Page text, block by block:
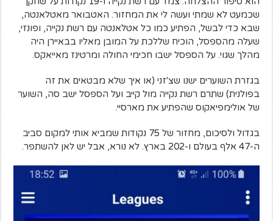
שכמעט לא שמתי ועשה לי את המחזור. האטבואר מאטלאנטה,
שבא כדי לבשל, הפתיע כמו כל אטלאנטה עם רשת נקייה, ופונזי,
שעלה מהספסל, הוכיח שללכת על המובן מאליו בבאיירן היה
מהלך שגוי. על הספסל ישבו חכימי החולה ומרטינז מאייאקס.
בגזרת השוערים ישנו שצ'זני (או איך שלא מבטאים את זה
בפולנית) שתרם רשת נקייה מול קייב ועל הספסל ישב סה, השוער
של אולימפיאקוס שהפתיע את מארסיי.
בגדול ולסיכום, מחזור של 75 נקודות שמביא אותי למקום סביב
ה-47 אלף בעולם ו-202 בארץ. לא נורא, אבל יש לאן להשתפר.